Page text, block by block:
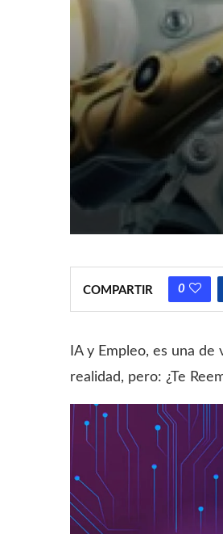
COMPARTIR 0
IA y Empleo, es una
realidad, pero: ¿Te